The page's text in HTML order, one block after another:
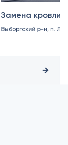
Замена кровли
Выборгский р-н, п.